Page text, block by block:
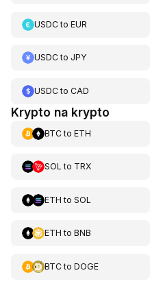
USDCto EUR
USDCto JPY
USDCto CAD
Krypto na krypto
BTCto ETH
SOL to TRX
ETH to SOL
ETH to BNB
BTCto DOGE